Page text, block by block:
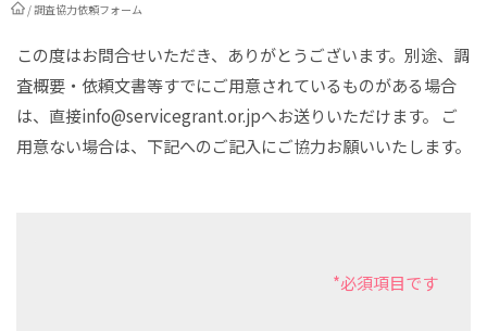
/調査協力依頼フォーム
この度はお問合せいただき、ありがとうございます。別途、調
査概要・依頼文書等すでにご用意されているものがある場合
は、直接info@servicegrant.or.jpへお送りいただけます。 ご
用意ない場合は、下記へのご記入にご協力お願いいたします。
*必須項目です